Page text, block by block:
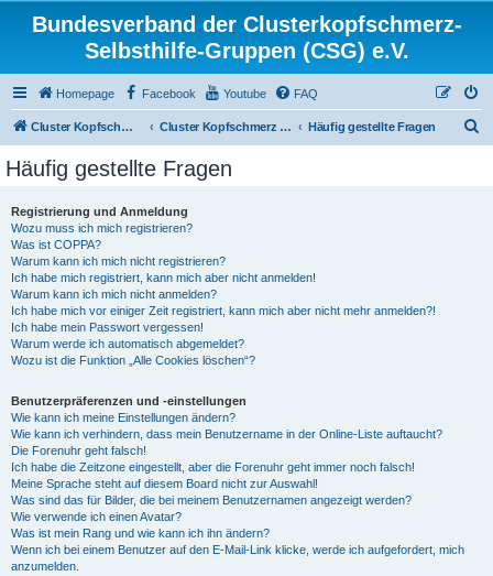
Bundesverband der Clusterkopfschmerz-
Selbsthilfe-Gruppen (CSG) e.V.
Homepage Facebook Youtube FAQ
Cluster Kopfschmerz Homepage Cluster Kopfschmerz Forum Häufig gestellte Fragen
Häufig gestellte Fragen
Registrierung und Anmeldung
Wozu muss ich mich registrieren?
Was ist COPPA?
Warum kann ich mich nicht registrieren?
Ich habe mich registriert, kann mich aber nicht anmelden!
Warum kann ich mich nicht anmelden?
Ich habe mich vor einiger Zeit registriert, kann mich aber nicht mehr anmelden?!
Ich habe mein Passwort vergessen!
Warum werde ich automatisch abgemeldet?
Wozu ist die Funktion „Alle Cookies löschen“?
Benutzerpräferenzen und -einstellungen
Wie kann ich meine Einstellungen ändern?
Wie kann ich verhindern, dass mein Benutzername in der Online-Liste auftaucht?
Die Forenuhr geht falsch!
Ich habe die Zeitzone eingestellt, aber die Forenuhr geht immer noch falsch!
Meine Sprache steht auf diesem Board nicht zur Auswahl!
Was sind das für Bilder, die bei meinem Benutzernamen angezeigt werden?
Wie verwende ich einen Avatar?
Was ist mein Rang und wie kann ich ihn ändern?
Wenn ich bei einem Benutzer auf den E-Mail-Link klicke, werde ich aufgefordert, mich
anzumelden.